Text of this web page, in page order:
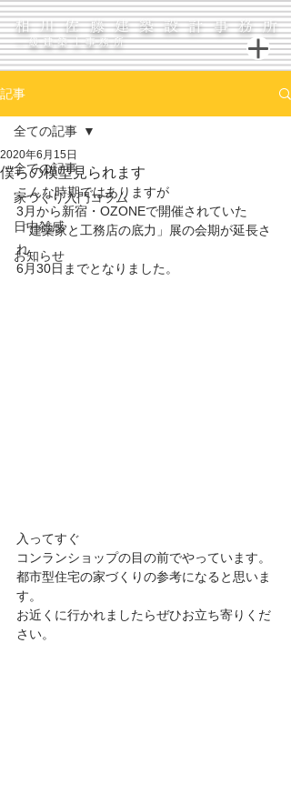
相川佐藤建築設計事務所
一級建築士事務所
記事
全ての記事
家づくり入門コラム
日中雑感
お知らせ
全ての記事
僕らの模型見られます
2020年6月15日
こんな時期ではありますが
3月から新宿・OZONEで開催されていた
「建築家と工務店の底力」展の会期が延長さ
れ
6月30日までとなりました。
入ってすぐ
コンランショップの目の前でやっています。
都市型住宅の家づくりの参考になると思いま
す。
お近くに行かれましたらぜひお立ち寄りくだ
さい。